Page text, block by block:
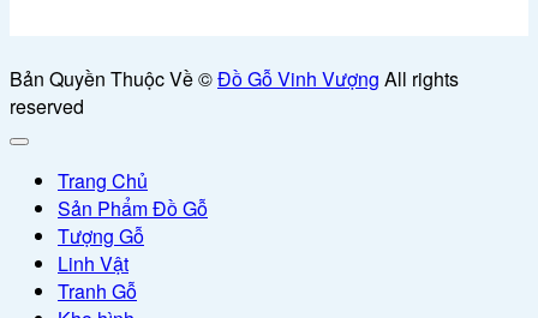
Bản Quyền Thuộc Về ©Đồ Gỗ Vinh Vượng All rights
reserved
Trang Chủ
Sản Phẩm Đồ Gỗ
Tượng Gỗ
Linh Vật
Tranh Gỗ